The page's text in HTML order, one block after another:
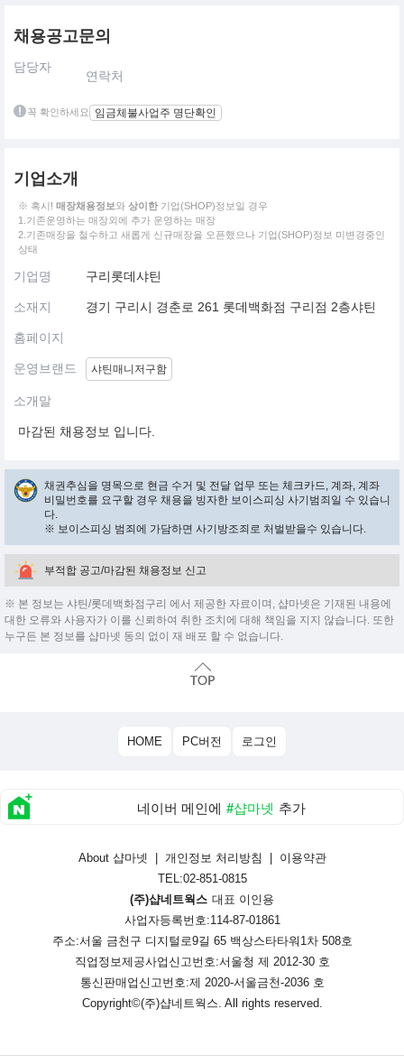
채용공고문의
담당자
연락처
꼭 확인하세요 임금체불사업주 명단확인
기업소개
※ 혹시! 매장채용정보와 상이한 기업(SHOP)정보일 경우
1.기존운영하는 매장외에 추가 운영하는 매장
2.기존매장을 철수하고 새롭게 신규매장을 오픈했으나 기업(SHOP)정보 미변경중인
상태
기업명 구리롯데샤틴
소재지 경기 구리시 경춘로 261 롯데백화점 구리점 2층샤틴
홈페이지
운영브랜드 샤틴매니저구함
소개말
마감된 채용정보 입니다.
채권추심을 명목으로 현금 수거 및 전달 업무 또는 체크카드, 계좌, 계좌
비밀번호를 요구할 경우 채용을 빙자한 보이스피싱 사기범죄일 수 있습니
다.
※ 보이스피싱 범죄에 가담하면 사기방조죄로 처벌받을수 있습니다.
부적합 공고/마감된 채용정보 신고
※ 본 정보는 샤틴/롯데백화점구리 에서 제공한 자료이며, 샵마넷은 기재된 내용에
대한 오류와 사용자가 이를 신뢰하여 취한 조치에 대해 책임을 지지 않습니다. 또한
누구든 본 정보를 샵마넷 동의 없이 재 배포 할 수 없습니다.
HOME PC버전 로그인
네이버 메인에 #샵마넷 추가
About 샵마넷 개인정보 처리방침
이용약관
TEL:02-851-0815
(주)샵네트웍스 대표 이인용
사업자등록번호:114-87-01861
주소:서울 금천구 디지털로9길 65 백상스타타워1차 508호
직업정보제공사업신고번호:서울청 제 2012-30 호
통신판매업신고번호:제 2020-서울금천-2036 호
Copyright©(주)샵네트웍스. All rights reserved.